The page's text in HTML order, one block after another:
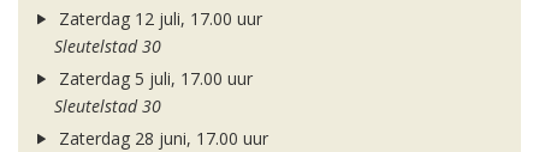
Zaterdag 12 juli, 17.00 uur
Sleutelstad 30
Zaterdag 5 juli, 17.00 uur
Sleutelstad 30
Zaterdag 28 juni, 17.00 uur